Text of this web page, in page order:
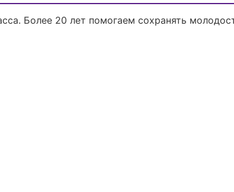
Более 20 лет помогаем сохранять